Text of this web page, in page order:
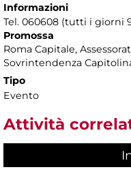
Informazioni
Tel. 060608 (tutti i giorni
Promossa
Roma Capitale,
Sovrintendenza
Tipo
Evento
Attività